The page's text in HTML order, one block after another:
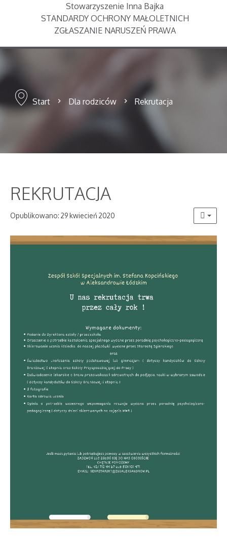
Stowarzyszenie Inna Bajka
STANDARDY OCHRONY MAŁOLETNICH
ZGŁASZANIE NARUSZEŃ PRAWA
Start Dla rodziców Rekrutacja
REKRUTACJA
Opublikowano: 29 kwiecień 2020